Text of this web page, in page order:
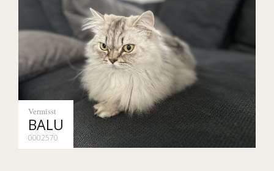
Vermisst
BALU
0002570